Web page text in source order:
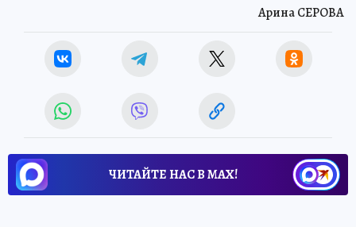
Арина СЕРОВА
ЧИТАЙТЕ НАС В МАХ!